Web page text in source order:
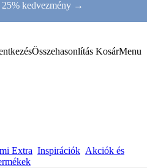
kedvezmény →
Összehasonlítás KosárMenu
Extra Inspirációk Akciók és